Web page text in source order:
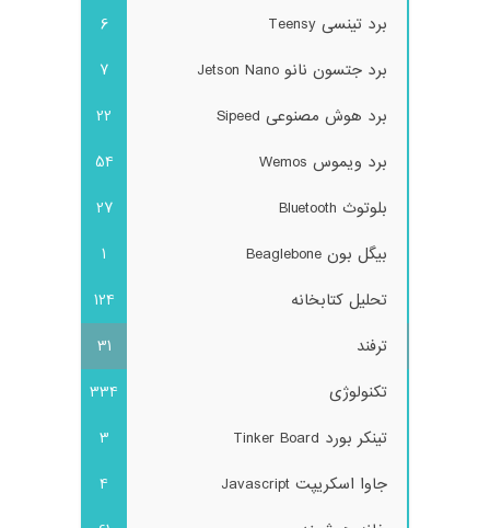
برد تینسی Teensy
6
برد جتسون نانو Jetson Nano
7
برد هوش مصنوعی Sipeed
22
برد ویموس Wemos
54
بلوتوث Bluetooth
27
بیگل بون Beaglebone
1
تحلیل کتابخانه
124
ترفند
31
تکنولوژی
334
تینکر بورد Tinker Board
3
جاوا اسکریپت Javascript
4